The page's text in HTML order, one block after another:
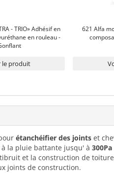
- TRIO» Adhésif en
en rouleau -
le produit
621 Alfa
étanchéifier des joints et
la pluie battante jusqu' à 300Pa
et la construction de
joints de construction.